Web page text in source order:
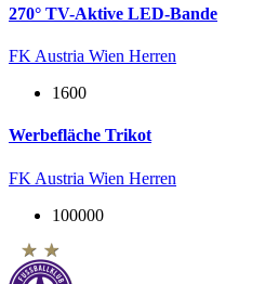
270° TV-Aktive LED-Bande
FK Austria Wien Herren
1600
Werbefläche Trikot
FK Austria Wien Herren
100000